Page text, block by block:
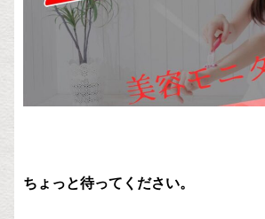
ちょっと待ってください。